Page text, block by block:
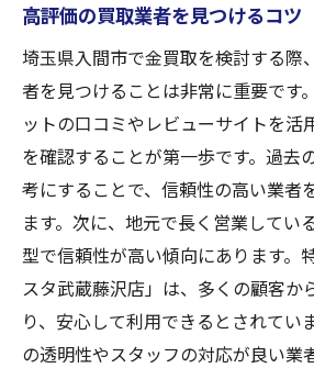
高評価の買取業者を見つけるコツ
埼玉県入間市で金買取を検討する際
者を見つけることは非常に重要です
ットの口コミやレビューサイトを活
を確認することが第一歩です。過去
考にすることで、信頼性の高い業者
ます。次に、地元で長く営業してい
型で信頼性が高い傾向にあります。
スタ武蔵藤沢店」は、多くの顧客か
り、安心して利用できるとされてい
の透明性やスタッフの対応が良い業